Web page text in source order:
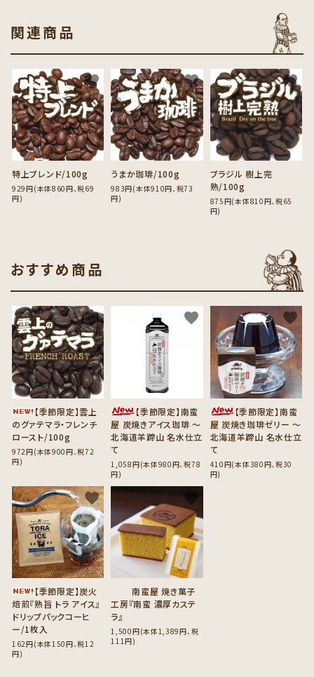
関連商品
特上ブレンド/100g
929円(本体860円、税69
円)
favorite
うまか珈琲/100g
983円(本体910円、税73
円)
favorite
ブラジル 樹上完
熟/100g
875円(本体810円、税65
円)
favorite
おすすめ商品
【季節限定】雲上
のグァテマラ・フレンチ
ロースト/100g
972円(本体900円、税72
円)
favorite
【季節限定】南蛮
屋 炭焼きアイス珈琲 ～
北海道羊蹄山 名水仕立
て
1,058円(本体980円、税78
円)
favorite
【季節限定】南蛮
屋 炭焼き珈琲ゼリー ～
北海道羊蹄山 名水仕立
て
410円(本体380円、税30
円)
favorite
【季節限定】炭火
焙煎『熟旨 トラ アイス』
ドリップパックコーヒ
ー/1枚入
162円(本体150円、税12
円)
favorite
南蛮屋 焼き菓子
工房『南蛮 濃厚カステ
ラ』
1,500円(本体1,389円、税
111円)
favorite